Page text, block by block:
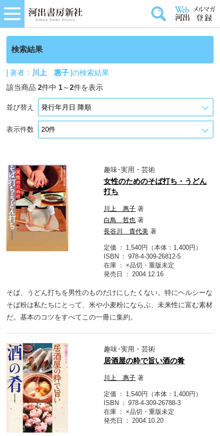
検索結果
[ 著者： 川上 惠子]の検索結果
該当商品2件中 1～2件を表示
並び替え
表示件数
趣味･実用・芸術
女性のためのそば打ち・うどん
打ち
川上 惠子 著
白鳥 哲也 著
長谷川 貴代美 著
定価
1,540円（本体：1,400円）
ISBN
978-4-309-26812-5
在庫
×品切・重版未定
発売日
2004.12.16
そば、うどん打ちを男性のものだけにしたくない。特にヘルシーな
そば粉は私たちにとって、米や小麦粉にならぶ、未来性に富む素材
だ。基本のコツをすべてこの一冊に集約。
趣味･実用・芸術
居酒屋の粋で旨い酒の肴
川上 惠子 著
定価
1,540円（本体：1,400円）
ISBN
978-4-309-26788-3
在庫
×品切・重版未定
発売日
2004.10.20